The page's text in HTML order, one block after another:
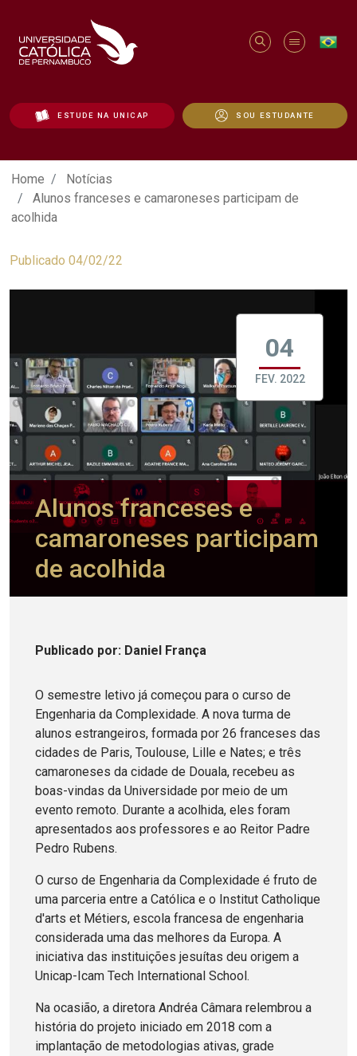
ESTUDE NA UNICAP SOU ESTUDANTE
Alunos franceses e camaroneses
Home
Notícias
Alunos franceses e camaroneses participam de
acolhida
Publicado 04/02/22
04
FEV. 2022
Alunos franceses e
camaroneses participam
de acolhida
Publicado por: Daniel França
O semestre letivo já começou para o curso de
Engenharia da Complexidade. A nova turma de
alunos estrangeiros, formada por 26 franceses das
cidades de Paris, Toulouse, Lille e Nates; e três
camaroneses da cidade de Douala, recebeu as
boas-vindas da Universidade por meio de um
evento remoto. Durante a acolhida, eles foram
apresentados aos professores e ao Reitor Padre
Pedro Rubens.
O curso de Engenharia da Complexidade é fruto de
uma parceria entre a Católica e o Institut Catholique
d'arts et Métiers, escola francesa de engenharia
considerada uma das melhores da Europa. A
iniciativa das instituições jesuítas deu origem a
Unicap-Icam Tech International School.
Na ocasião, a diretora Andréa Câmara relembrou a
história do projeto iniciado em 2018 com a
implantação de metodologias ativas, grade